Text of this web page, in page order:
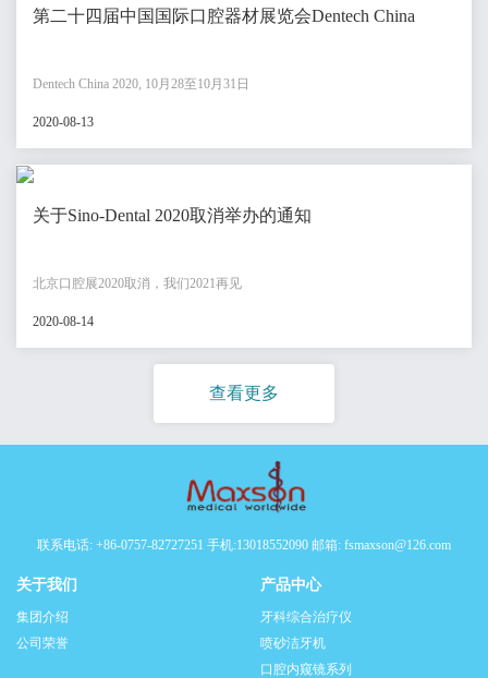
第二十四届中国国际口腔器材展览会Dentech China
Dentech China 2020, 10月28至10月31日
2020-08-13
关于Sino-Dental 2020取消举办的通知
北京口腔展2020取消，我们2021再见
2020-08-14
查看更多
联系电话: +86-0757-82727251 手机:13018552090 邮箱: fsmaxson@126.com
关于我们
集团介绍
公司荣誉
产品中心
牙科综合治疗仪
喷砂洁牙机
口腔内窥镜系列